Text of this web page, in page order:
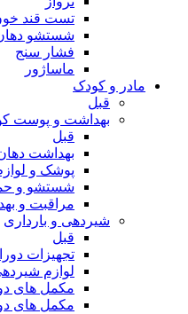
تست قند
شستشو
فشار سنج
ماساژور
مادر و کودک
قبل
بهداشت و پوست
قبل
بهداشت
پوشک و
شستشو و
مراقبت و
شیردهی و بارداری
قبل
تجهیزات
لوازم
مکمل های
مکمل های